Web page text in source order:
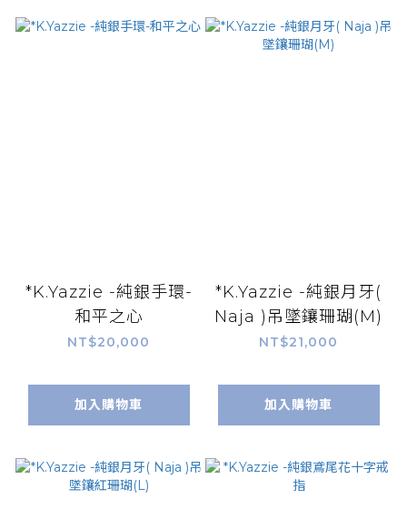
*K.Yazzie -純銀手環-
和平之心
NT$20,000
加入購物車
*K.Yazzie -純銀月牙(
Naja )吊墜鑲珊瑚(M)
NT$21,000
加入購物車